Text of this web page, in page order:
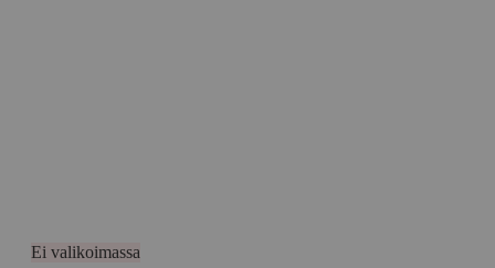
Ei valikoimassa